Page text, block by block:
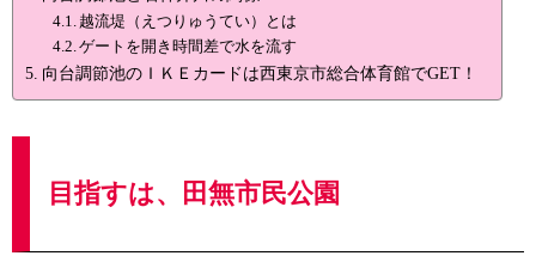
越流堤（えつりゅうてい）とは
ゲートを開き時間差で水を流す
向台調節池のＩＫＥカードは西東京市総合体育館でGET！
目指すは、田無市民公園